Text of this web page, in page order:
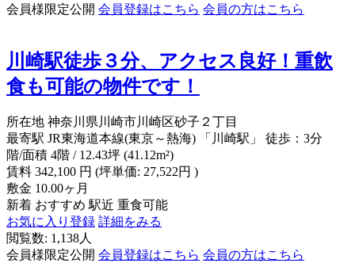
会員様限定公開 会員登録はこちら 会員の方はこちら
川崎駅徒歩３分、アクセス良好！重飲
食も可能の物件です！
所在地 神奈川県川崎市川崎区砂子２丁目
最寄駅 JR東海道本線(東京～熱海) 「川崎駅」 徒歩：3分
階/面積 4階 / 12.43坪 (41.12m²)
賃料 342,100 円 (坪単価: 27,522円 )
敷金 10.00ヶ月
新着 おすすめ 駅近 重食可能
お気に入り登録 詳細をみる
閲覧数: 1,138人
会員様限定公開 会員登録はこちら 会員の方はこちら